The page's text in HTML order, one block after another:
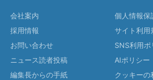
会社案内
採用情報
お問い合わせ
ニュース読者投稿
編集長からの手紙
個人情報保
サイト利用
SNS利用ポ
AIポリシー
クッキーの